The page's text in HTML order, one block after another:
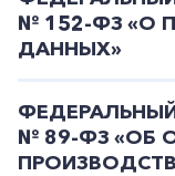
Заказать
№ 152-ФЗ «О
ДАННЫХ»
№ 89-ФЗ «ОБ